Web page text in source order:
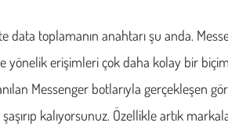
data toplamanın anahtarı şu anda.
yönelik erişimleri çok daha kolay bir
Messenger botlarıyla gerçekleşen
kalıyorsunuz. Özellikle artık